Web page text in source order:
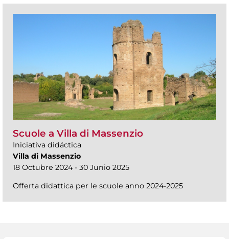
Scuole a Villa di Massenzio
Iniciativa didáctica
Villa di Massenzio
18 Octubre 2024 - 30 Junio 2025
Offerta didattica per le scuole anno 2024-2025